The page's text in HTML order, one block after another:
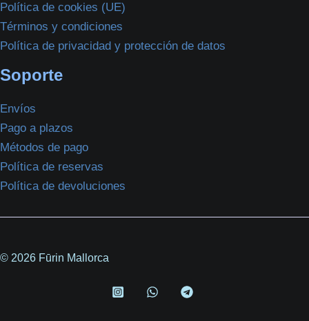
Política de cookies (UE)
Términos y condiciones
Política de privacidad y protección de datos
Soporte
Envíos
Pago a plazos
Métodos de pago
Política de reservas
Política de devoluciones
© 2026 Fūrin Mallorca